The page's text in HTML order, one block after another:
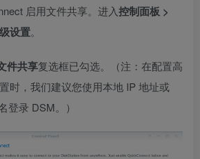
启用文件共享。进入控制面板 >
设置。
件共享复选框已勾选。（注：在配置高
时，我们建议您使用本地 IP 地址或
登录 DSM。）